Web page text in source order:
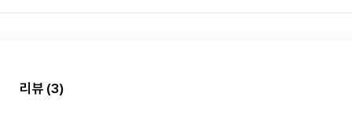
리뷰 (3)